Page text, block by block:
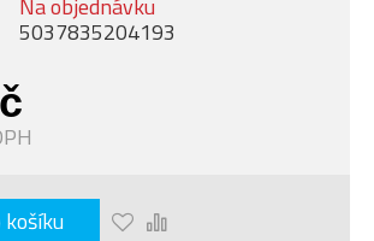
Na objednávku
5037835204193
košíku